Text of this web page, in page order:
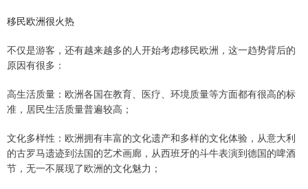
移民欧洲很火热
不仅是游客，还有越来越多的人开始考虑移民欧洲，这一趋势背后的
原因有很多：
高生活质量：欧洲各国在教育、医疗、环境质量等方面都有很高的标
准，居民生活质量普遍较高；
文化多样性：欧洲拥有丰富的文化遗产和多样的文化体验，从意大利
的古罗马遗迹到法国的艺术画廊，从西班牙的斗牛表演到德国的啤酒
节，无一不展现了欧洲的文化魅力；